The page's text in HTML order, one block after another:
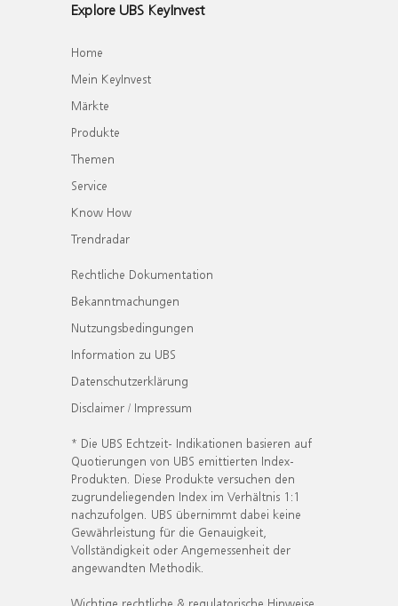
Explore UBS KeyInvest
Home
Mein KeyInvest
Märkte
Produkte
Themen
Service
Know How
Trendradar
Rechtliche Dokumentation
Bekanntmachungen
Nutzungsbedingungen
Information zu UBS
Datenschutzerklärung
Disclaimer / Impressum
* Die UBS Echtzeit- Indikationen basieren auf
Quotierungen von UBS emittierten Index-
Produkten. Diese Produkte versuchen den
zugrundeliegenden Index im Verhältnis 1:1
nachzufolgen. UBS übernimmt dabei keine
Gewährleistung für die Genauigkeit,
Vollständigkeit oder Angemessenheit der
angewandten Methodik.